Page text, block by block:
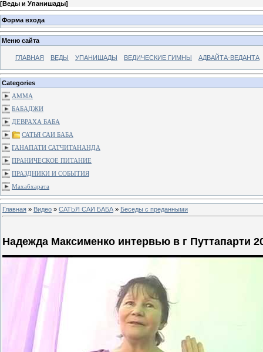
[Веды и Упанишады]
Форма входа
Меню сайта
ГЛАВНАЯ ВЕДЫ УПАНИШАДЫ ВЕДИЧЕСКИЕ ГИМНЫ АДВАЙТА-ВЕДАНТА
Categories
АММА
БАБАДЖИ
ДЕВРАХА БАБА
САТЬЯ САИ БАБА
ГАНАПАТИ САТЧИТАНАНДА
ПРАНИЧЕСКОЕ ПИТАНИЕ
ПРАЗДНИКИ И СОБЫТИЯ
Махабхарата
Главная » Видео » САТЬЯ САИ БАБА » Беседы с преданными
Надежда Максименко интервью в г Путтапарти